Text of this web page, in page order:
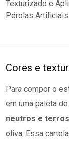
Cores e
Para compor o
em uma paleta
neutros e
oliva. Essa